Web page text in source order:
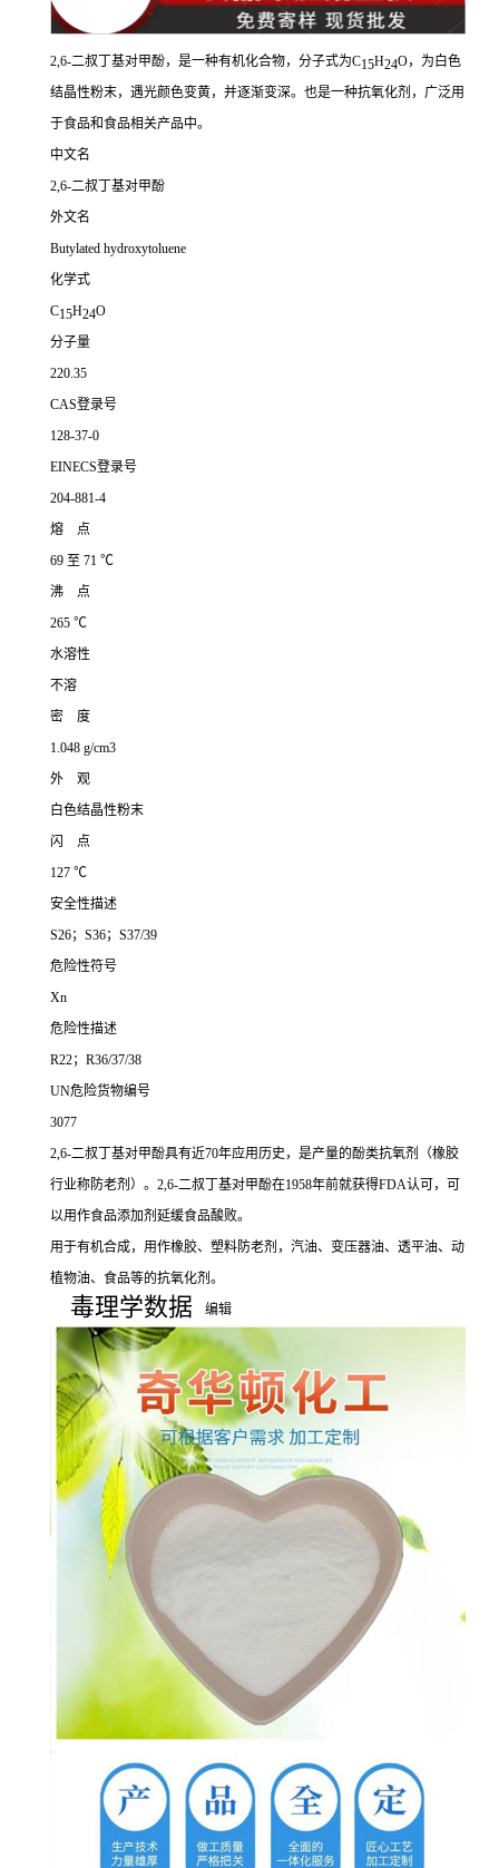
2,6-二叔丁基对甲酚，是一种有机化合物，分子式为C15H24O，为白色
结晶性粉末，遇光颜色变黄，并逐渐变深。也是一种抗氧化剂，广泛用
于食品和食品相关产品中。
中文名
2,6-二叔丁基对甲酚
外文名
Butylated hydroxytoluene
化学式
C15H24O
分子量
220.35
CAS登录号
128-37-0
EINECS登录号
204-881-4
熔 点
69 至 71 ℃
沸 点
265 ℃
水溶性
不溶
密 度
1.048 g/cm3
外 观
白色结晶性粉末
闪 点
127 ℃
安全性描述
S26；S36；S37/39
危险性符号
Xn
危险性描述
R22；R36/37/38
UN危险货物编号
3077
2,6-二叔丁基对甲酚具有近70年应用历史，是产量的酚类抗氧剂（橡胶
行业称防老剂）。2,6-二叔丁基对甲酚在1958年前就获得FDA认可，可
以用作食品添加剂延缓食品酸败。
用于有机合成，用作橡胶、塑料防老剂，汽油、变压器油、透平油、动
植物油、食品等的抗氧化剂。
毒理学数据 编辑